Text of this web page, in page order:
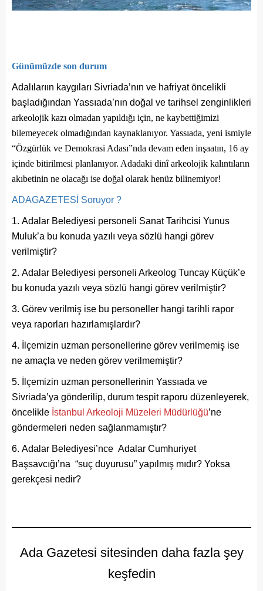
Günümüzde son durum
Adalılarıın kaygıları Sivriada’nın ve hafriyat öncelikli
başladığından Yassıada’nın doğal ve tarihsel zenginlikleri
arkeolojik kazı olmadan yapıldığı için, ne kaybettiğimizi
bilemeyecek olmadığından kaynaklanıyor. Yassıada, yeni ismiyle
“Özgürlük ve Demokrasi Adası”nda devam eden inşaatın, 16 ay
içinde bitirilmesi planlanıyor. Adadaki dinî arkeolojik kalıntıların
akıbetinin ne olacağı ise doğal olarak henüz bilinemiyor!
ADAGAZETESİ Soruyor ?
Adalar Belediyesi personeli Sanat Tarihcisi Yunus
Muluk’a bu konuda yazılı veya sözlü hangi görev
verilmiştir?
Adalar Belediyesi personeli Arkeolog Tuncay Küçük’e
bu konuda yazılı veya sözlü hangi görev verilmiştir?
Görev verilmiş ise bu personeller hangi tarihli rapor
veya raporları hazırlamışlardır?
İlçemizin uzman personellerine görev verilmemiş ise
ne amaçla ve neden görev verilmemiştir?
İlçemizin uzman personellerinin Yassıada ve
Sivriada’ya gönderilip, durum tespit raporu düzenleyerek,
öncelikle İstanbul Arkeoloji Müzeleri Müdürlüğü’ne
göndermeleri neden sağlanmamıştır?
Adalar Belediyesi’nce Adalar Cumhuriyet
Başsavcığı’na “suç duyurusu” yapılmış mıdır? Yoksa
gerekçesi nedir?
Ada Gazetesi sitesinden daha fazla şey
keşfedin